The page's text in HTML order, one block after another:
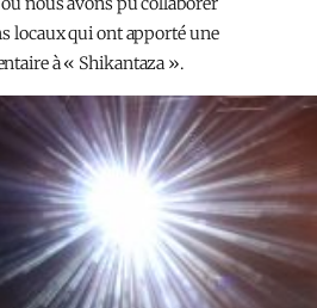
locaux qui ont apporté une
à « Shikantaza ».